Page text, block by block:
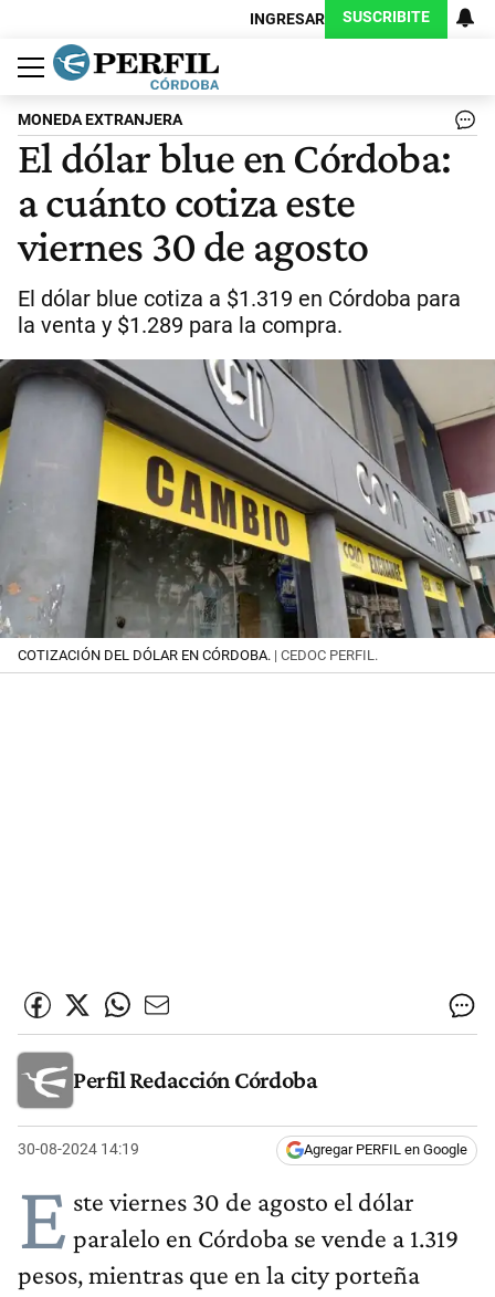
INGRESAR SUSCRIBITE
Política
Economía
Judiciales
Sociedad
Cultura
Espectáculos
Deportes
Protagonistas
MONEDA EXTRANJERA
El dólar blue en Córdoba:
a cuánto cotiza este
viernes 30 de agosto
El dólar blue cotiza a $1.319 en Córdoba para
la venta y $1.289 para la compra.
COTIZACIÓN DEL DÓLAR EN CÓRDOBA. | CEDOC PERFIL.
Perfil Redacción Córdoba
30-08-2024 14:19 Agregar PERFIL en Google
E ste viernes 30 de agosto el dólar
paralelo en Córdoba se vende a 1.319
pesos, mientras que en la city porteña